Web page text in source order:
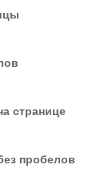
странице
пробелов